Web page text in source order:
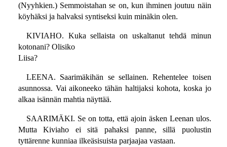
(Nyyhkien.) Semmoistahan se on, kun ihminen joutuu näin
köyhäksi ja halvaksi syntiseksi kuin minäkin olen.
KIVIAHO. Kuka sellaista on uskaltanut tehdä minun
kotonani? Olisiko
Liisa?
LEENA. Saarimäkihän se sellainen. Rehentelee toisen
asunnossa. Vai aikoneeko tähän haltijaksi kohota, koska jo
alkaa isännän mahtia näyttää.
SAARIMÄKI. Se on totta, että ajoin äsken Leenan ulos.
Mutta Kiviaho ei sitä pahaksi panne, sillä puolustin
tyttärenne kunniaa ilkeäsisuista parjaajaa vastaan.